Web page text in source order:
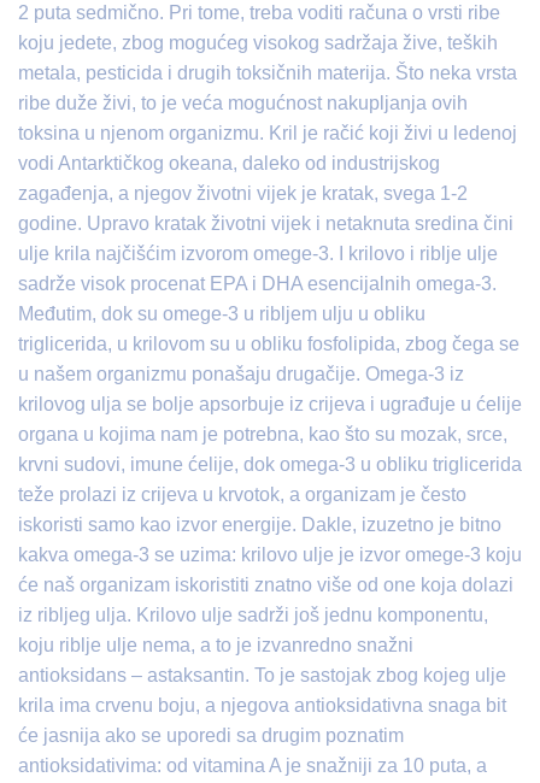
2 puta sedmično. Pri tome, treba voditi računa o vrsti ribe
koju jedete, zbog mogućeg visokog sadržaja žive, teških
metala, pesticida i drugih toksičnih materija. Što neka vrsta
ribe duže živi, to je veća mogućnost nakupljanja ovih
toksina u njenom organizmu. Kril je račić koji živi u ledenoj
vodi Antarktičkog okeana, daleko od industrijskog
zagađenja, a njegov životni vijek je kratak, svega 1-2
godine. Upravo kratak životni vijek i netaknuta sredina čini
ulje krila najčišćim izvorom omege-3. I krilovo i riblje ulje
sadrže visok procenat EPA i DHA esencijalnih omega-3.
Međutim, dok su omege-3 u ribljem ulju u obliku
triglicerida, u krilovom su u obliku fosfolipida, zbog čega se
u našem organizmu ponašaju drugačije. Omega-3 iz
krilovog ulja se bolje apsorbuje iz crijeva i ugrađuje u ćelije
organa u kojima nam je potrebna, kao što su mozak, srce,
krvni sudovi, imune ćelije, dok omega-3 u obliku triglicerida
teže prolazi iz crijeva u krvotok, a organizam je često
iskoristi samo kao izvor energije. Dakle, izuzetno je bitno
kakva omega-3 se uzima: krilovo ulje je izvor omege-3 koju
će naš organizam iskoristiti znatno više od one koja dolazi
iz ribljeg ulja. Krilovo ulje sadrži još jednu komponentu,
koju riblje ulje nema, a to je izvanredno snažni
antioksidans – astaksantin. To je sastojak zbog kojeg ulje
krila ima crvenu boju, a njegova antioksidativna snaga bit
će jasnija ako se uporedi sa drugim poznatim
antioksidativima: od vitamina A je snažniji za 10 puta, a